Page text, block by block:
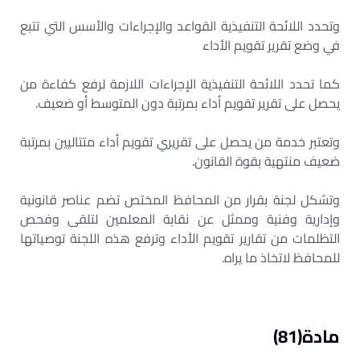
وتحدد اللائحة التنفيذية القواعد والإجراءات والأسس التي تتبع
في وضع تقرير تقويم الأداء
كما تحدد اللائحة التنفيذية الإجراءات اللازمة لرفع كفاءة من
يحصل على تقرير تقويم أداء بمرتبة دون المتوسط أو ضعيف.
وتعتبر خدمة من يحصل على تقريري تقويم أداء متتاليين بمرتبة
ضعيف منتهية بقوة القانون.
وتشكل لجنة بقرار من المحافظ المختص تضم عناصر قانونية
وإدارية وفنية وممثل عن نقابة المعلمين لتلقى وفحص
التظلمات من تقارير تقويم الأداء وترفع هذه اللجنة توصياتها
للمحافظ لاتخاذ ما يراه.
مادة(81)